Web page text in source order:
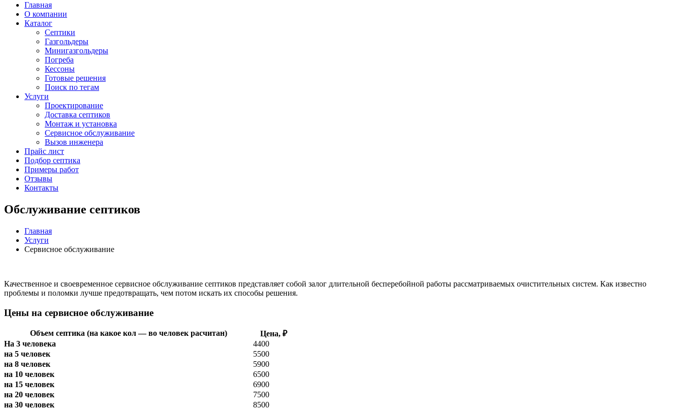
Главная
О компании
Каталог
Септики
Газгольдеры
Минигазгольдеры
Погреба
Кессоны
Готовые решения
Поиск по тегам
Услуги
Проектирование
Доставка септиков
Монтаж и установка
Сервисное обслуживание
Вызов инженера
Прайс лист
Подбор септика
Примеры работ
Отзывы
Контакты
Обслуживание септиков
Главная
Услуги
Сервисное обслуживание
Качественное и своевременное сервисное обслуживание септиков представляет собой залог длительной бесперебойной работы рассматриваемых очистительных систем. Как известно
проблемы и поломки лучше предотвращать, чем потом искать их способы решения.
Цены на сервисное обслуживание
Объем септика (на какое кол — во человек расчитан)
Цена, ₽
На 3 человека
4400
на 5 человек
5500
на 8 человек
5900
на 10 человек
6500
на 15 человек
6900
на 20 человек
7500
на 30 человек
8500